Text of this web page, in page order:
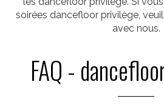
soirées dancefloor privilège,
avec nous.
FAQ -